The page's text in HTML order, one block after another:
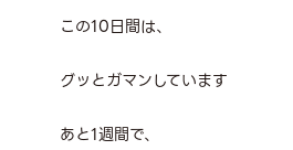
この10日間は、
グッとガマンしています
あと1週間で、